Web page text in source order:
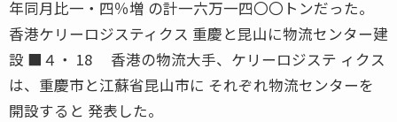
年同月比一・四％増 の計一六万一四〇〇トンだった。
香港ケリーロジスティクス 重慶と昆山に物流センター建
設 ■４・ 18 香港の物流大手、ケリーロジステ ィクス
は、重慶市と江蘇省昆山市に それぞれ物流センターを
開設すると 発表した。